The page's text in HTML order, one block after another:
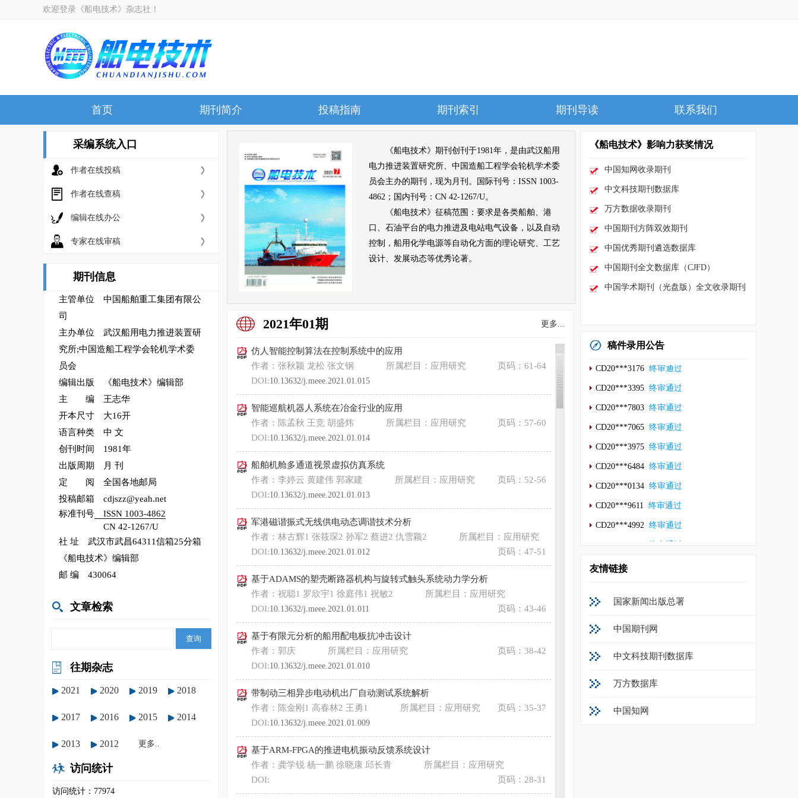
欢迎登录《船电技术》杂志社！
首页 期刊简介 投稿指南 期刊索引 期刊导读 联系我们
采编系统入口
作者在线投稿
作者在线查稿
编辑在线办公
专家在线审稿
期刊信息
主管单位 中国船舶重工集团有限公
司
主办单位 武汉船用电力推进装置研
究所;中国造船工程学会轮机学术委
员会
编辑出版 《船电技术》编辑部
主 编 王志华
开本尺寸 大16开
语言种类 中 文
创刊时间 1981年
出版周期 月 刊
定 阅 全国各地邮局
投稿邮箱 cdjszz@yeah.net
标准刊号 ISSN 1003-4862
CN 42-1267/U
社 址 武汉市武昌64311信箱25分箱
《船电技术》编辑部
邮 编 430064
文章检索
往期杂志
2021 2020 2019 2018
2017 2016 2015 2014
2013 2012 更多..
访问统计
访问统计：77974
《船电技术》 期刊创刊于1981年，是由武汉船用
电力推进装置研究所、中国造船工程学会轮机学术委
员会主办的期刊，现为月刊。国际刊号：ISSN 1003-
4862；国内刊号：CN 42-1267/U。
《船电技术》征稿范围：要求是各类船舶、港
口、石油平台的电力推进及电站电气设备，以及自动
控制，船用化学电源等自动化方面的理论研究、工艺
设计、发展动态等优秀论著。
更多...
2021年01期
仿人智能控制算法在控制系统中的应用
作者：张秋颖 龙松 张文钢
所属栏目：应用研究
页码：61-64
DOI:10.13632/j.meee.2021.01.015
智能巡航机器人系统在冶金行业的应用
作者：陈孟秋 王竞 胡盛炜
所属栏目：应用研究
页码：57-60
DOI:10.13632/j.meee.2021.01.014
船舶机舱多通道视景虚拟仿真系统
作者：李婷云 黄建伟 郭家建
所属栏目：应用研究
页码：52-56
DOI:10.13632/j.meee.2021.01.013
军港磁谐振式无线供电动态调谐技术分析
作者：林古辉1 张筱琛2 孙军2 蔡进2 仇雪颖2
所属栏目：应用研究
页码：47-51
DOI:10.13632/j.meee.2021.01.012
基于ADAMS的塑壳断路器机构与旋转式触头系统动力学分析
作者：祝聪1 罗欣宇1 徐庭伟1 祝敏2
所属栏目：应用研究
页码：43-46
DOI:10.13632/j.meee.2021.01.011
基于有限元分析的船用配电板抗冲击设计
作者：郭庆
所属栏目：应用研究
页码：38-42
DOI:10.13632/j.meee.2021.01.010
带制动三相异步电动机出厂自动测试系统解析
作者：陈金刚1 高春林2 王勇1
所属栏目：应用研究
页码：35-37
DOI:10.13632/j.meee.2021.01.009
基于ARM-FPGA的推进电机振动反馈系统设计
作者：龚学锐 杨一鹏 徐晓康 邱长青
所属栏目：应用研究
页码：28-31
DOI:
《船电技术》影响力获奖情况
中国知网收录期刊
中文科技期刊数据库
万方数据收录期刊
中国期刊方阵双效期刊
中国优秀期刊遴选数据库
中国期刊全文数据库（CJFD）
中国学术期刊（光盘版）全文收录期刊
稿件录用公告
CD20***0134终审通过
CD20***2592终审通过
CD20***3176 终审通过
CD20***3395 终审通过
CD20***7803 终审通过
CD20***7065 终审通过
CD20***3975 终审通过
CD20***6484 终审通过
CD20***0134 终审通过
CD20***9611 终审通过
CD20***4992 终审通过
终审通过
CD20***3176
CD20***7803终审通过
CD20***6484终审通过
友情链接
国家新闻出版总署
中国期刊网
中文科技期刊数据库
万方数据库
中国知网